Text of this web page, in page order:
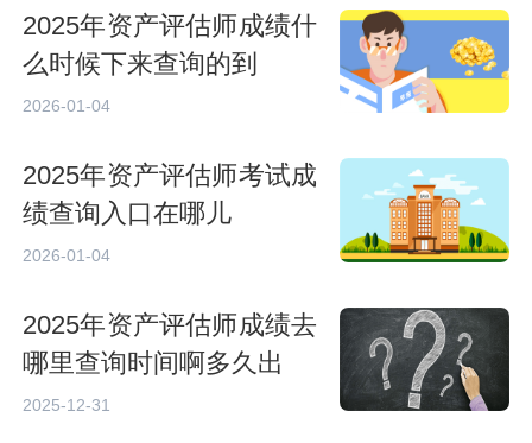
2025年资产评估师成绩什
么时候下来查询的到
2026-01-04
2025年资产评估师考试成
绩查询入口在哪儿
2026-01-04
2025年资产评估师成绩去
哪里查询时间啊多久出
2025-12-31